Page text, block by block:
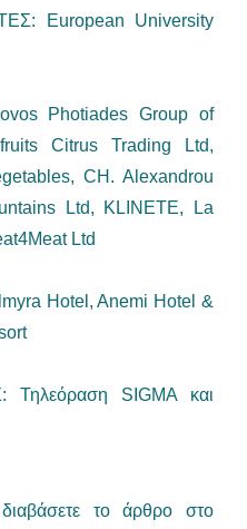
European University
Photiades Group of
Citrus Trading Ltd,
CH. Alexandrou
Ltd, KLINETE, La
Ltd
Hotel, Anemi Hotel &
SIGMA και
το άρθρο στο